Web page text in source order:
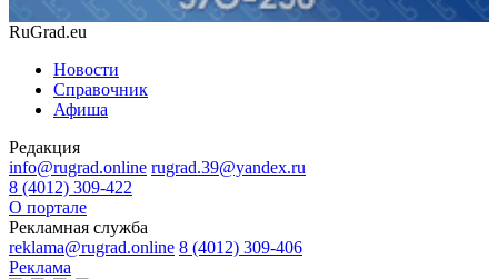
RuGrad.eu
Новости
Справочник
Афиша
Редакция
info@rugrad.online rugrad.39@yandex.ru
8 (4012) 309-422
О портале
Рекламная служба
reklama@rugrad.online 8 (4012) 309-406
Реклама